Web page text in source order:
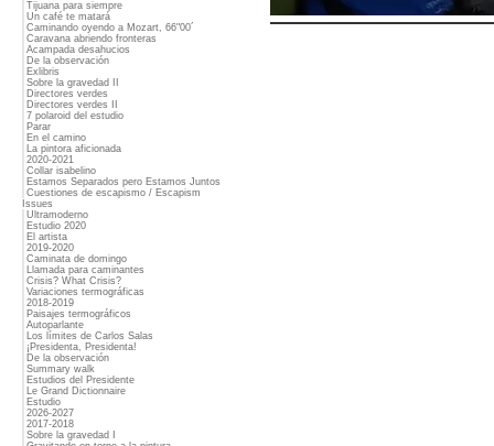
Tijuana para siempre
Un café te matará
Caminando oyendo a Mozart, 66"00´
Caravana abriendo fronteras
Acampada desahucios
De la observación
Exlibris
Sobre la gravedad II
Directores verdes
Directores verdes II
7 polaroid del estudio
Parar
En el camino
La pintora aficionada
2020-2021
Collar isabelino
Estamos Separados pero Estamos Juntos
Cuestiones de escapismo / Escapism
Issues
Ultramoderno
Estudio 2020
El artista
2019-2020
Caminata de domingo
Llamada para caminantes
Crisis? What Crisis?
Variaciones termográficas
2018-2019
Paisajes termográficos
Autoparlante
Los límites de Carlos Salas
¡Presidenta, Presidenta!
De la observación
Summary walk
Estudios del Presidente
Le Grand Dictionnaire
Estudio
2026-2027
2017-2018
Sobre la gravedad I